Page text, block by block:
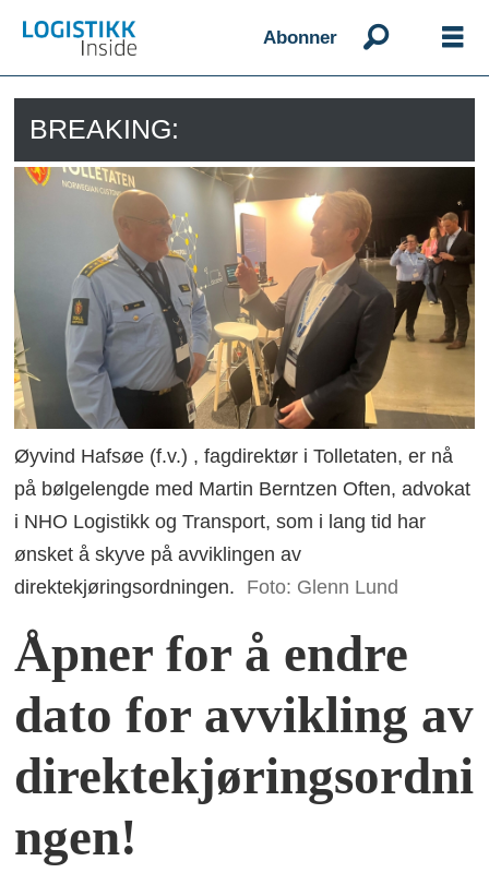
Abonner
BREAKING:
Øyvind Hafsøe (f.v.) , fagdirektør i Tolletaten, er nå
på bølgelengde med Martin Berntzen Often, advokat
i NHO Logistikk og Transport, som i lang tid har
ønsket å skyve på avviklingen av
direktekjøringsordningen.
Foto: Glenn Lund
Åpner for å endre
dato for avvikling av
direktekjøringsordni
ngen!